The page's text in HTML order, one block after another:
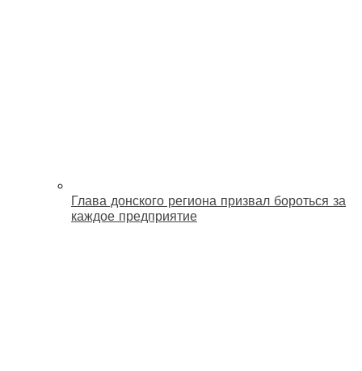
Глава донского региона призвал бороться за
каждое предприятие